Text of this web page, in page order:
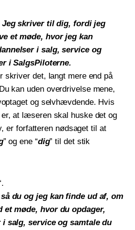
Jeg skriver til dig, fordi jeg
et møde, hvor jeg kan
i salg, service og
i SalgsPiloterne.
skriver det, langt mere end på
kan uden overdrivelse mene,
og selvhævdende. Hvis
at læseren skal huske det og
er forfatteren nødsaget til at
” og ene “dig” til det stik
du og jeg kan finde ud af, om
et møde, hvor du opdager,
salg, service og samtale du